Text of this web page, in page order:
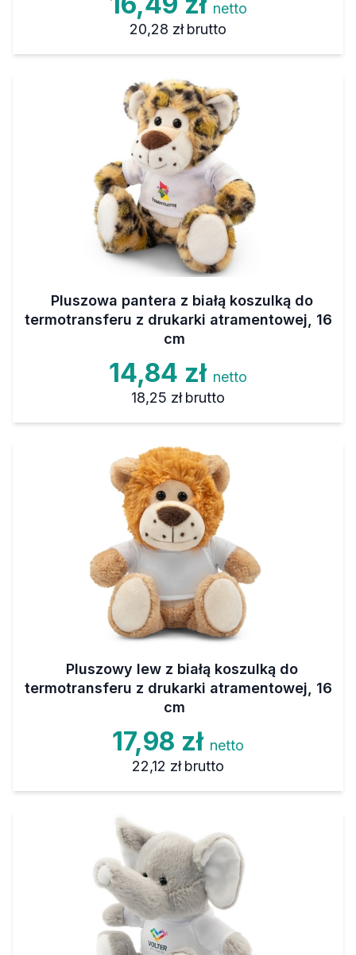
netto
20,28 zł brutto
Pluszowa pantera z białą koszulką do
termotransferu z drukarki atramentowej, 16
cm
14,84 zł netto
18,25 zł brutto
Pluszowy lew z białą koszulką do
termotransferu z drukarki atramentowej, 16
cm
17,98 zł netto
22,12 zł brutto